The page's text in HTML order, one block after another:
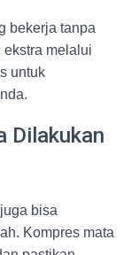
bekerja tanpa
ekstra melalui
untuk
Dilakukan
bisa
Kompres mata